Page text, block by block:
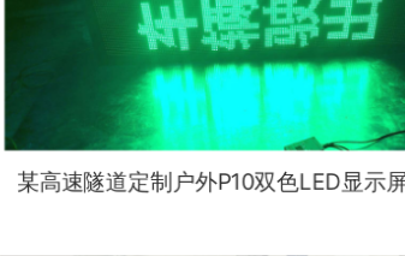
某高速隧道定制户外P10双色LED显示屏